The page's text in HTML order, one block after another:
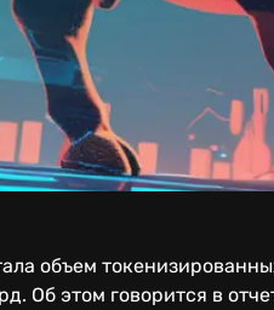
объем
Об этом говорится в